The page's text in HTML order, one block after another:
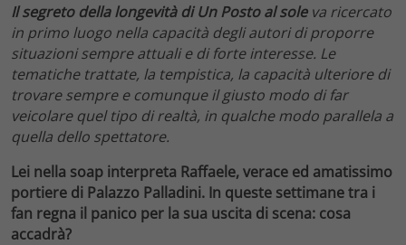
Il segreto della longevità di Un Posto al soleva ricercato
in primo luogo nella capacità degli autori di proporre
situazioni sempre attuali e di forte interesse. Le
tematiche trattate, la tempistica, la capacità ulteriore di
trovare sempre e comunque il giusto modo di far
veicolare quel tipo di realtà, in qualche modo parallela a
quella dello spettatore.
Lei nella soap interpreta Raffaele, verace ed amatissimo
portiere di Palazzo Palladini. In queste settimane tra i
fan regna il panico per la sua uscita di scena: cosa
accadrà?